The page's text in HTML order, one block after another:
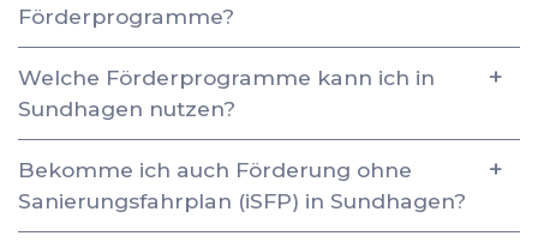
Förderprogramme?
Welche Förderprogramme kann ich in
Sundhagen nutzen?
Bekomme ich auch Förderung ohne
Sanierungsfahrplan (iSFP) in Sundhagen?